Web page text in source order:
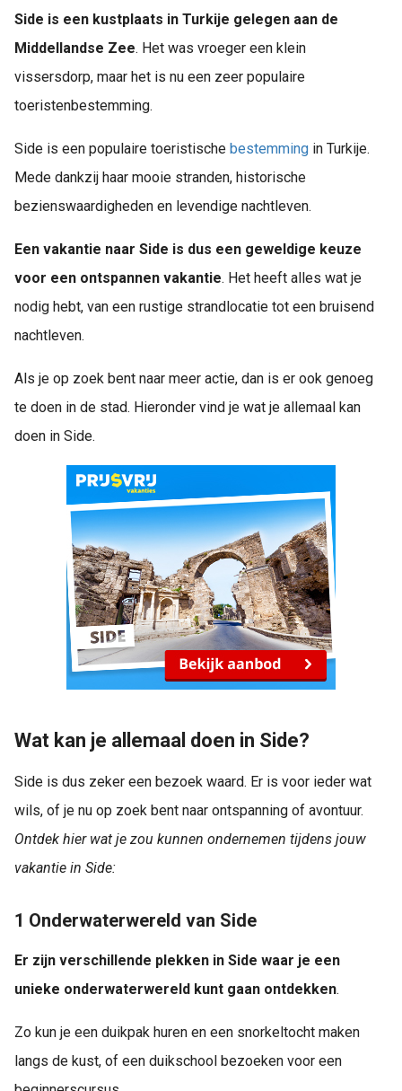
Side is een kustplaats in Turkije gelegen aan de
Middellandse Zee. Het was vroeger een klein
vissersdorp, maar het is nu een zeer populaire
toeristenbestemming.
Side is een populaire toeristische bestemming in Turkije.
Mede dankzij haar mooie stranden, historische
bezienswaardigheden en levendige nachtleven.
Een vakantie naar Side is dus een geweldige keuze
voor een ontspannen vakantie. Het heeft alles wat je
nodig hebt, van een rustige strandlocatie tot een bruisend
nachtleven.
Als je op zoek bent naar meer actie, dan is er ook genoeg
te doen in de stad. Hieronder vind je wat je allemaal kan
doen in Side.
Wat kan je allemaal doen in Side?
Side is dus zeker een bezoek waard. Er is voor ieder wat
wils, of je nu op zoek bent naar ontspanning of avontuur.
Ontdek hier wat je zou kunnen ondernemen tijdens jouw
vakantie in Side:
1 Onderwaterwereld van Side
Er zijn verschillende plekken in Side waar je een
unieke onderwaterwereld kunt gaan ontdekken.
Zo kun je een duikpak huren en een snorkeltocht maken
langs de kust, of een duikschool bezoeken voor een